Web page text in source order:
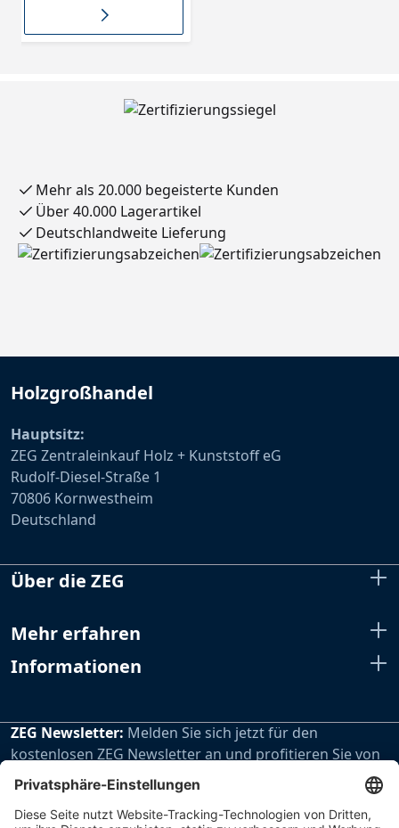
Mehr als 20.000 begeisterte Kunden
Über 40.000 Lagerartikel
Deutschlandweite Lieferung
Holzgroßhandel
Hauptsitz:
ZEG Zentraleinkauf Holz + Kunststoff eG
Rudolf-Diesel-Straße 1
70806 Kornwestheim
Deutschland
Über die ZEG
Mehr erfahren
Informationen
ZEG Newsletter: Melden Sie sich jetzt für den
kostenlosen ZEG Newsletter an und profitieren Sie von
den extra Vorteilen unseres regelmäßig erscheinenden
Newsletters.